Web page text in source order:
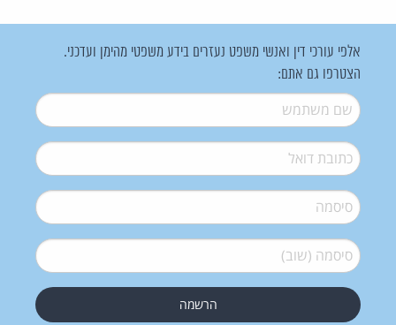
אלפי עורכי דין ואנשי משפט נעזרים בידע משפטי מהימן ועדכני.
הצטרפו גם אתם:
שם משתמש*
דואל*
סיסמה*
סיסמה (שוב)*